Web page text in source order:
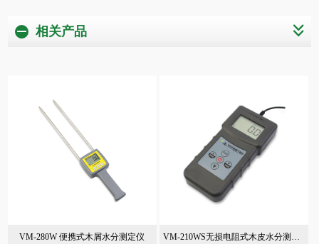
相关产品
VM-280W 便携式木屑水分测定仪 VM-210WS无损电阻式木皮水分测定仪